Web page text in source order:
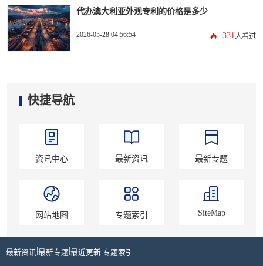
代办澳大利亚外观专利的价格是多少
2026-05-28 04:56:54 331人看过
快捷导航
资讯中心 最新资讯 最新专题
网站地图 专题索引 SiteMap
最新资讯 最新专题 最近更新 专题索引